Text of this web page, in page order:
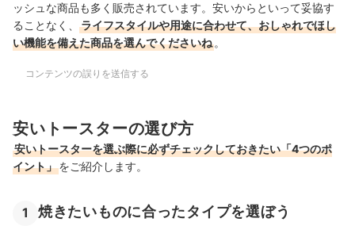
ッシュな商品も多く販売されています。 安いからといって妥協す
ることなく、
ライフスタイルや用途に合わせて、おしゃれでほし
い機能を備えた商品を選んでくださいね 。
コンテンツの誤りを送信する
安いトースターの選び方
安いトースターを選ぶ際に必ずチェックしておきたい「4つのポ
イント」をご紹介します。
1 焼きたいものに合ったタイプを選ぼう